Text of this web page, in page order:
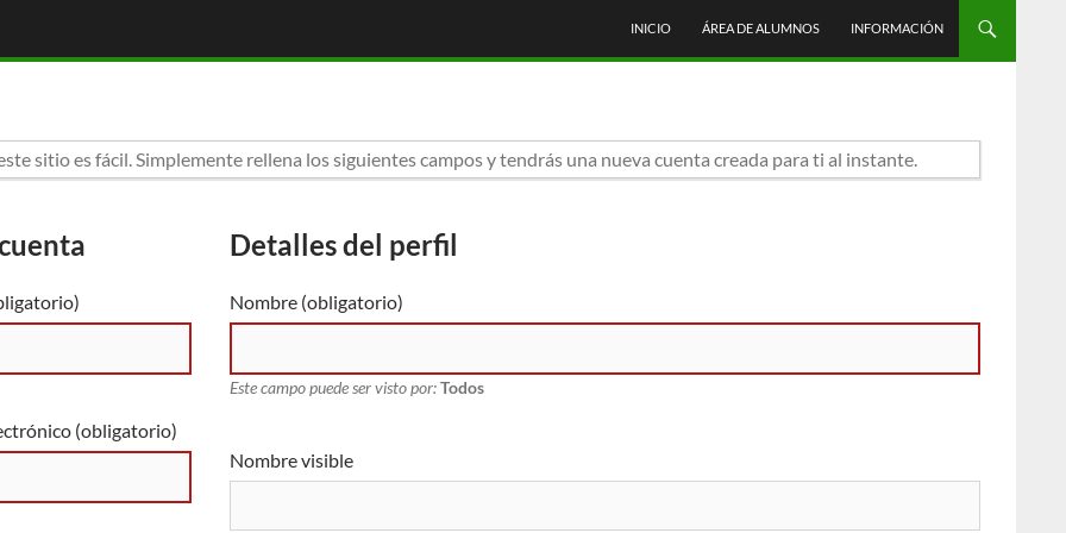
INICIO ÁREA DE ALUMNOS INFORMACIÓN
sitio es fácil. Simplemente rellena los siguientes campos y tendrás una nueva cuenta creada para ti al instante.
(obligatorio)
Detalles del perfil
Nombre (obligatorio)
Este campo puede ser visto por:Todos
Nombre visible